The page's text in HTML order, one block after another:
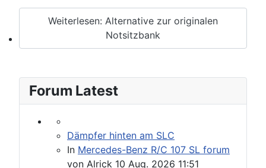
Find experts around MB 107 SL / SLC
Weiterlesen: Alternative zur originalen
Notsitzbank
Forum Latest
Dämpfer hinten am SLC
In Mercedes-Benz R/C 107 SL forum
von Alrick 10 Aug. 2026 11:51